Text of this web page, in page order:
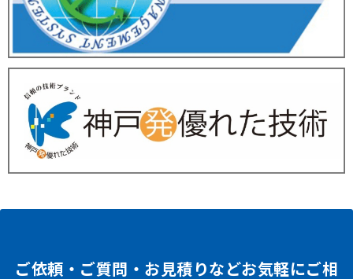
ご依頼・ご質問・お見積りなどお気軽にご相